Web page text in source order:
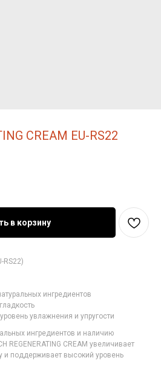
CREAM EU-RS22
в корзину
RS22)
ингредиентов
увлажнения и упругости
ингредиентов и наличию
REGENERATING CREAM увеличивает
и поддерживает высокий уровень